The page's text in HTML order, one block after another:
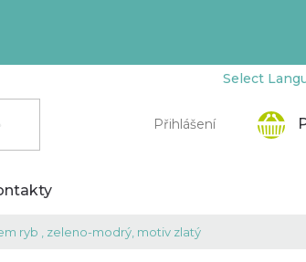
Přihlášení
Select
ryb , zeleno-modrý, motiv zlatý